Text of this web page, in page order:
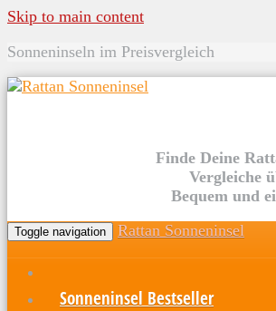
Skip to main content
Sonneninseln im Preisvergleich
Finde Deine
Vergleiche
Bequem und
Toggle navigation Rattan Sonneninsel
Sonneninsel Bestseller